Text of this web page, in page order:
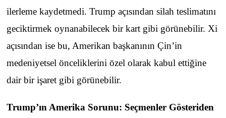
ilerleme kaydetmedi. Trump açısından silah teslimatını
geciktirmek oynanabilecek bir kart gibi görünebilir. Xi
açısından ise bu, Amerikan başkanının Çin’in
medeniyetsel önceliklerini özel olarak kabul ettiğine
dair bir işaret gibi görünebilir.
Trump’ın Amerika Sorunu: Seçmenler Gösteriden